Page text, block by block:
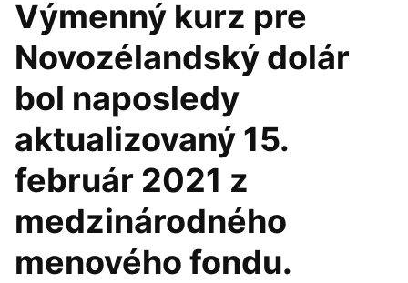
Výmenný kurz pre
Novozélandský dolár
bol naposledy
aktualizovaný 15.
február 2021 z
medzinárodného
menového fondu.